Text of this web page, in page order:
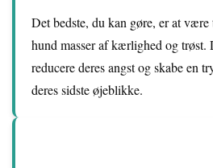
Det bedste, du kan gøre, er at
hund masser af kærlighed og
reducere deres angst og skabe en
deres sidste øjeblikke.